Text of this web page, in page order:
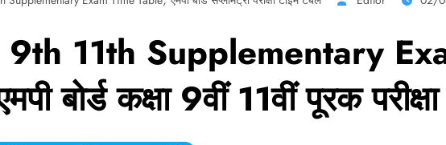
11th Supplementary
बोर्ड कक्षा 9वीं 11वीं पूरक परीक्षा